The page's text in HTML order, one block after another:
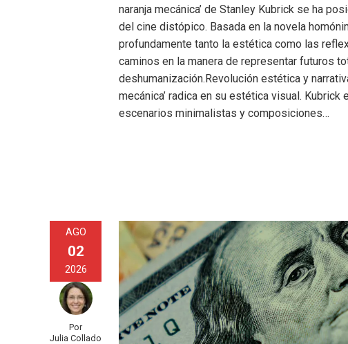
naranja mecánica’ de Stanley Kubrick se ha
del cine distópico. Basada en la novela
profundamente tanto la estética como las
caminos en la manera de representar futuros
deshumanización.Revolución estética y
mecánica’ radica en su estética visual.
escenarios minimalistas y composiciones…
AGO
02
2026
Por
Julia Collado